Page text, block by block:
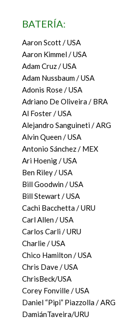
BATERÍA:
Aaron Scott / USA
Aaron Kimmel / USA
Adam Cruz / USA
Adam Nussbaum / USA
Adonis Rose / USA
Adriano De Oliveira / BRA
Al Foster / USA
Alejandro Sanguineti / ARG
Alvin Queen / USA
Antonio Sánchez / MEX
Ari Hoenig / USA
Ben Riley / USA
Bill Goodwin / USA
Bill Stewart / USA
Cachi Bacchetta / URU
Carl Allen / USA
Carlos Carli / URU
Charlie / USA
Chico Hamilton / USA
Chris Dave / USA
ChrisBeck/USA
Corey Fonville / USA
Daniel “Pipi” Piazzolla / ARG
DamiánTaveira/URU